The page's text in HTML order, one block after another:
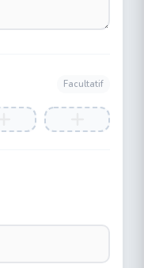
Facultatif